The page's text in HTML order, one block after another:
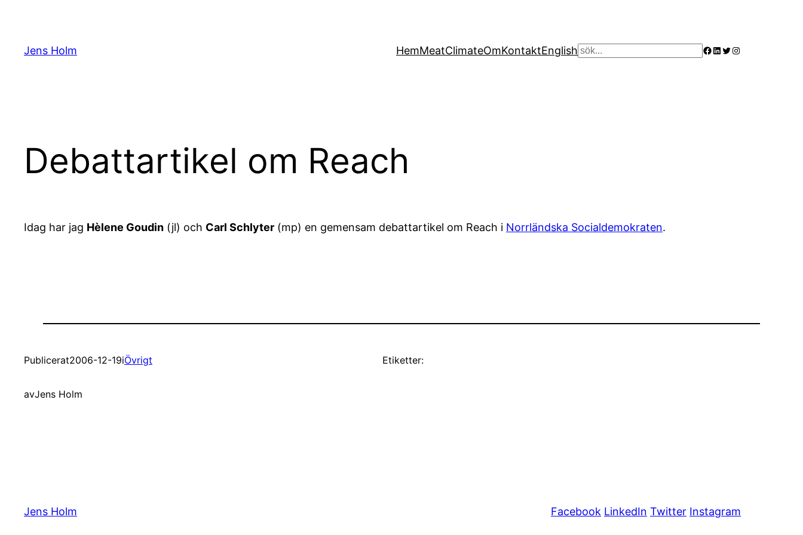
innehåll
Jens Holm HemMeatClimateOmKontaktEnglish Sök Facebook
LinkedIn
Twitter
Instagram
Debattartikel om Reach
Idag har jag Hèlene Goudin (jl) och Carl Schlyter (mp) en gemensam debattartikel om Reach i Norrländska Socialdemokraten.
Publicerat2006-12-19iÖvrigt
avJens Holm
Etiketter:
Jens Holm Facebook LinkedIn Twitter Instagram